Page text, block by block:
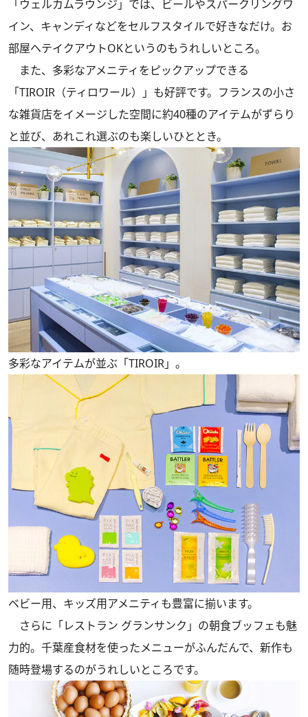
「ウェルカムラウンジ」では、ビールやスパークリングワ
イン、キャンディなどをセルフスタイルで好きなだけ。お
部屋ヘテイクアウトOKというのもうれしいところ。
また、多彩なアメニティをピックアップできる
「TIROIR（ティロワール）」も好評です。フランスの小さ
な雑貨店をイメージした空間に約40種のアイテムがずらり
と並び、あれこれ選ぶのも楽しいひととき。
多彩なアイテムが並ぶ「TIROIR」。
ベビー用、キッズ用アメニティも豊富に揃います。
さらに「レストラン グランサンク」の朝食ブッフェも魅
力的。千葉産食材を使ったメニューがふんだんで、新作も
随時登場するのがうれしいところです。